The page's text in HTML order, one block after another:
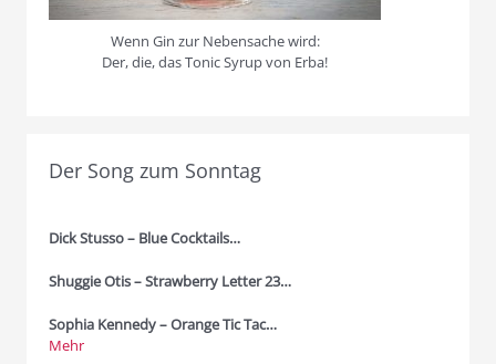
Wenn Gin zur Nebensache wird:
Der, die, das Tonic Syrup von Erba!
Der Song zum Sonntag
Dick Stusso – Blue Cocktails…
Shuggie Otis – Strawberry Letter 23…
Sophia Kennedy – Orange Tic Tac…
Mehr